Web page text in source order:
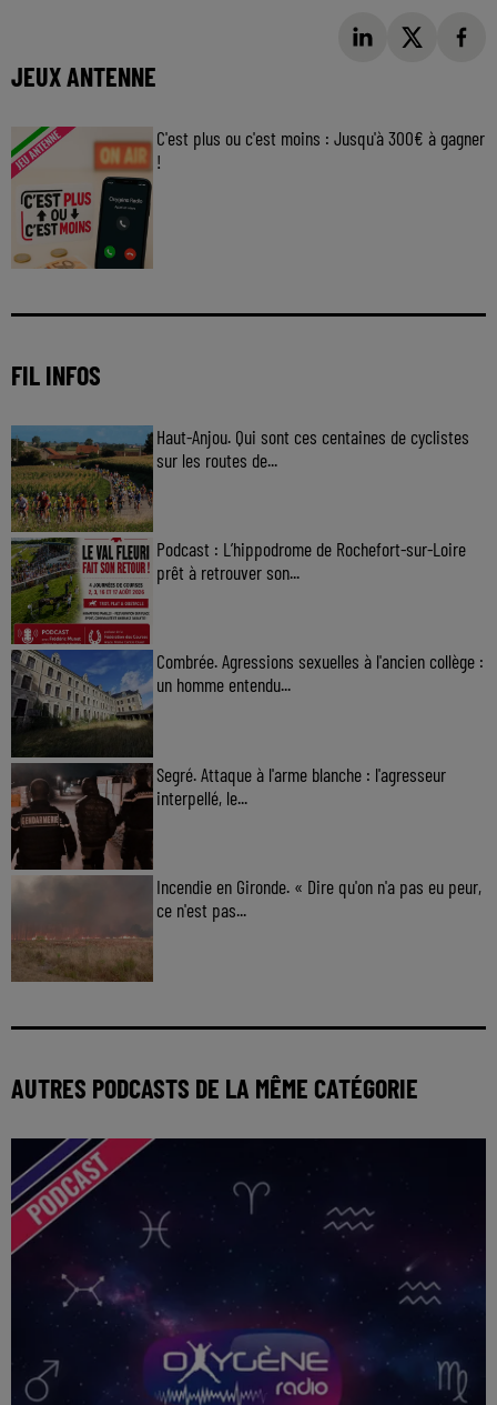
JEUX ANTENNE
C'est plus ou c'est moins : Jusqu'à 300€ à gagner
!
FIL INFOS
Haut-Anjou. Qui sont ces centaines de cyclistes
sur les routes de...
Podcast : L’hippodrome de Rochefort-sur-Loire
prêt à retrouver son...
Combrée. Agressions sexuelles à l'ancien collège :
un homme entendu...
Segré. Attaque à l'arme blanche : l'agresseur
interpellé, le...
Incendie en Gironde. « Dire qu'on n'a pas eu peur,
ce n'est pas...
AUTRES PODCASTS DE LA MÊME CATÉGORIE